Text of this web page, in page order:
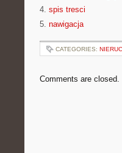
4. spis tresci
5. nawigacja
CATEGORIES:
Comments are closed.